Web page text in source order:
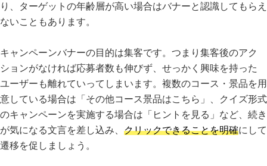
り、ターゲットの年齢層が高い場合はバナーと認識してもらえ
ないこともあります。
キャンペーンバナーの目的は集客です。つまり集客後のアク
ションがなければ応募者数も伸びず、せっかく興味を持った
ユーザーも離れていってしまいます。複数のコース・景品を用
意している場合は「その他コース景品はこちら」、クイズ形式
のキャンペーンを実施する場合は「ヒントを見る」など、続き
が気になる文言を差し込み、 クリックできることを明確にして
遷移を促しましょう。